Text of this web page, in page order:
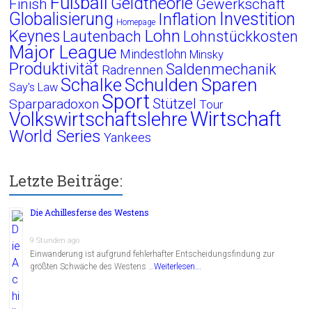
Finish Gewerkschaft
Globalisierung Homepage Inflation Investition
Keynes Lautenbach Lohn Lohnstückkosten
Major League Mindestlohn Minsky
Produktivität Radrennen Saldenmechanik
Say's Law Schalke Schulden Sparen
Sparparadoxon Sport Stützel Tour
VolkswirtschaftslehreWirtschaft
World Series Yankees
Letzte Beiträge:
Die Achillesferse des Westens
9 Stunden ago
Einwanderung ist aufgrund fehlerhafter Entscheidungsfindung zur
größten Schwäche des Westens …Weiterlesen...